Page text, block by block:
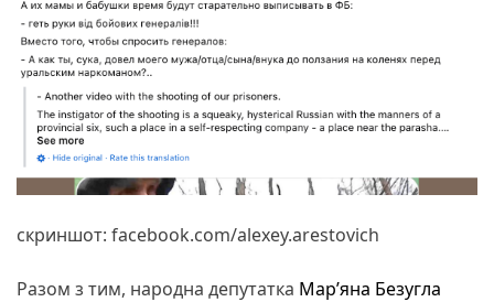
скриншот: facebook.com/alexey.arestovich
Разом з тим, народна депутатка Мар’яна Безугла